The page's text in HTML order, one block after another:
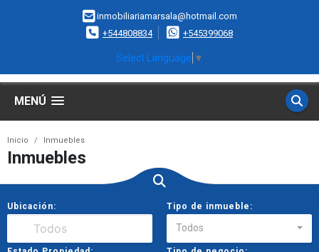
inmobiliariamarsala@hotmail.com
+544808834
+545399068
Select Language ▼
MENÚ
Inicio Inmuebles
Inmuebles
Ubicación: Tipo de inmueble:
Todos